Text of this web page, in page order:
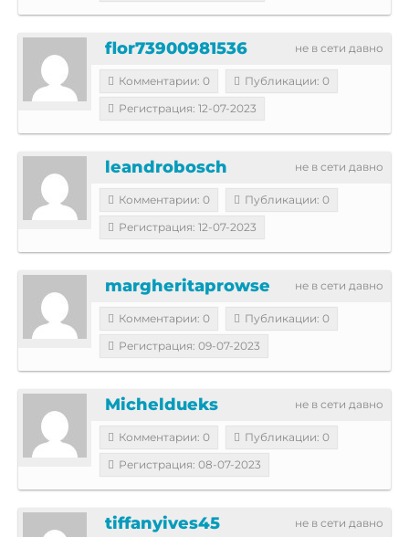
не в сети давно
flor73900981536
Комментарии: 0
Публикации: 0
Регистрация: 12-07-2023
не в сети давно
leandrobosch
Комментарии: 0
Публикации: 0
Регистрация: 12-07-2023
не в сети давно
margheritaprowse
Комментарии: 0
Публикации: 0
Регистрация: 09-07-2023
не в сети давно
Micheldueks
Комментарии: 0
Публикации: 0
Регистрация: 08-07-2023
не в сети давно
tiffanyives45